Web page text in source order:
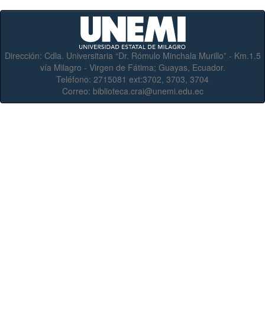
Dirección: Cdla. Universitaria “Dr. Rómulo Minchala Murillo” - Km.1.5
vía Milagro - Virgen de Fátima; Guayas, Ecuador.
Teléfono: 2715081 ext:3702, 3703, 3704
Correo: biblioteca.crai@unemi.edu.ec